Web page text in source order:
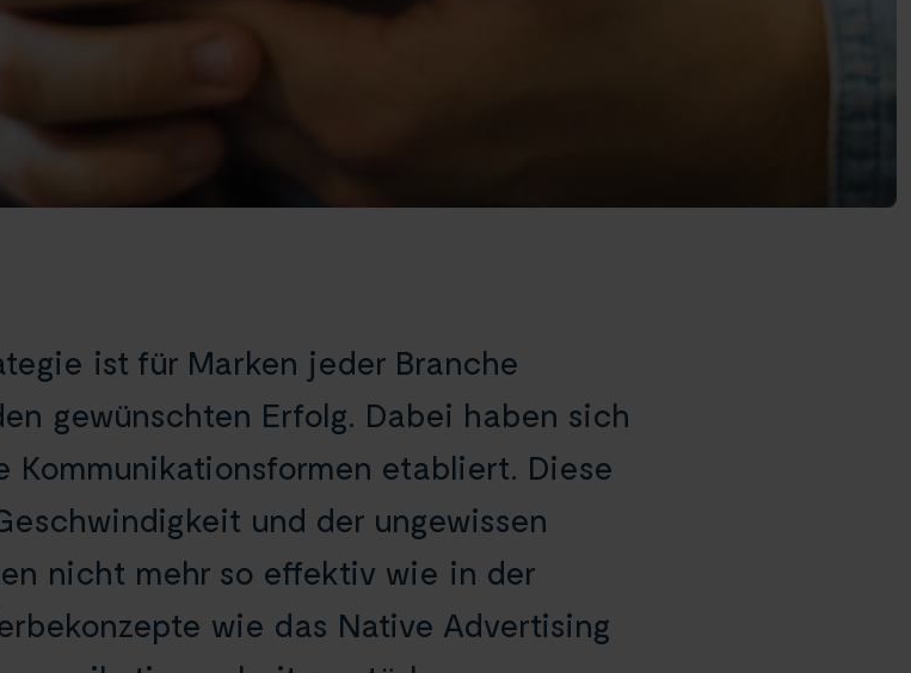
ist für Marken jeder Branche
gewünschten Erfolg. Dabei haben sich
Kommunikationsformen etabliert. Diese
und der ungewissen
nicht mehr so effektiv wie in der
wie das Native Advertising